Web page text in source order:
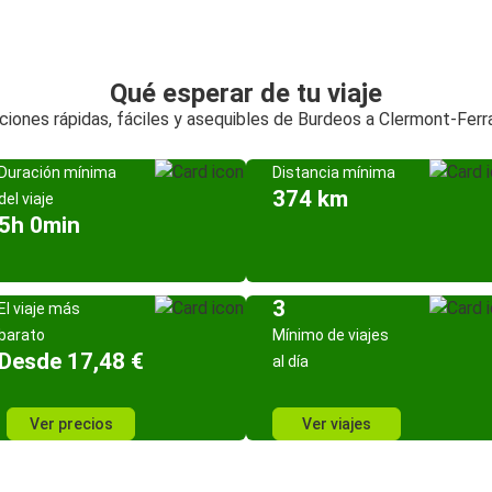
Qué esperar de tu viaje
rápidas, fáciles y asequibles de Burdeos a Clermont-
mínima
viaje
0min
Distancia mínima
374 km
viaje más
17,48 €
Ver precios
3
Mínimo de viajes
al día
Ver viajes